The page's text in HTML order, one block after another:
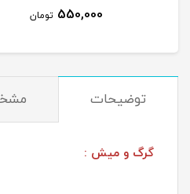
550,000 تومان
توضیحات
گرگ و ميش :